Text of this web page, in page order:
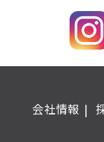
会社情報